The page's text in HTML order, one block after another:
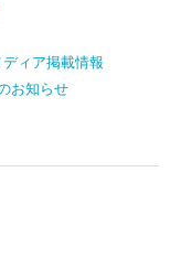
ディア掲載情報
お知らせ